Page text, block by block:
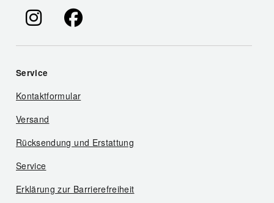
Service
Kontaktformular
Versand
Rücksendung und Erstattung
Service
Erklärung zur Barrierefreiheit